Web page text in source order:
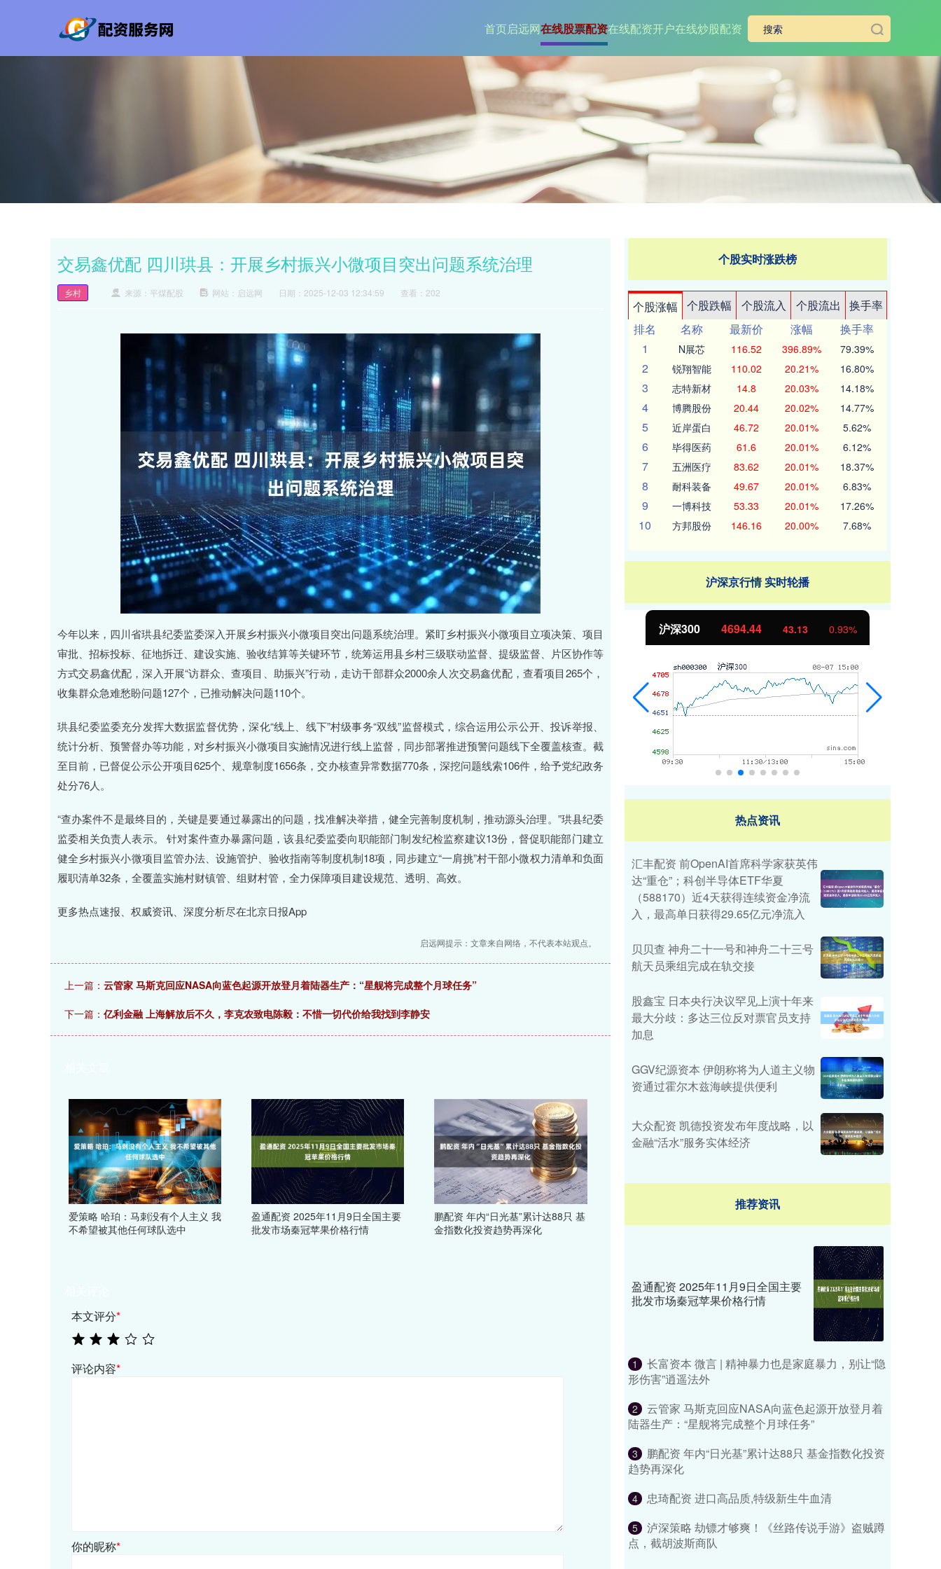
首页启远网在线股票配资在线配资开户在线炒股配资
交易鑫优配 四川珙县：开展乡村振兴小微项目突出问题系统治理
乡村 来源：平煤配股 网站：启远网 日期：2025-12-03 12:34:59 查看：202
今年以来，四川省珙县纪委监委深入开展乡村振兴小微项目突出问题系统治理。紧盯乡村振兴小微项目立项决策、项目
审批、招标投标、征地拆迁、建设实施、验收结算等关键环节，统筹运用县乡村三级联动监督、提级监督、片区协作等
方式交易鑫优配，深入开展“访群众、查项目、助振兴”行动，走访干部群众2000余人次交易鑫优配，查看项目265个，
收集群众急难愁盼问题127个，已推动解决问题110个。
珙县纪委监委充分发挥大数据监督优势，深化“线上、线下”村级事务“双线”监督模式，综合运用公示公开、投诉举报、
统计分析、预警督办等功能，对乡村振兴小微项目实施情况进行线上监督，同步部署推进预警问题线下全覆盖核查。截
至目前，已督促公示公开项目625个、规章制度1656条，交办核查异常数据770条，深挖问题线索106件，给予党纪政务
处分76人。
“查办案件不是最终目的，关键是要通过暴露出的问题，找准解决举措，健全完善制度机制，推动源头治理。”珙县纪委
监委相关负责人表示。 针对案件查办暴露问题，该县纪委监委向职能部门制发纪检监察建议13份，督促职能部门建立
健全乡村振兴小微项目监管办法、设施管护、验收指南等制度机制18项，同步建立“一肩挑”村干部小微权力清单和负面
履职清单32条，全覆盖实施村财镇管、组财村管，全力保障项目建设规范、透明、高效。
更多热点速报、权威资讯、深度分析尽在北京日报App
启远网提示：文章来自网络，不代表本站观点。
上一篇： 云管家 马斯克回应NASA向蓝色起源开放登月着陆器生产：“星舰将完成整个月球任务”
下一篇： 亿利金融 上海解放后不久，李克农致电陈毅：不惜一切代价给我找到李静安
爱策略 哈珀：马刺没有个人主义 我
不希望被其他任何球队选中
盈通配资 2025年11月9日全国主要
批发市场秦冠苹果价格行情
鹏配资 年内“日光基”累计达88只 基
金指数化投资趋势再深化
本文评分*
评论内容*
你的昵称*
个股实时涨跌榜
个股涨幅 个股跌幅 个股流入 个股流出
换手率
排名
名称 最新价 涨幅
换手率
1
N展芯 116.52 396.89% 79.39%
2 锐翔智能 110.02 20.21% 16.80%
3 志特新材 14.8 20.03% 14.18%
4 博腾股份 20.44 20.02% 14.77%
5 近岸蛋白 46.72 20.01% 5.62%
6 毕得医药 61.6 20.01% 6.12%
7 五洲医疗 83.62 20.01% 18.37%
8 耐科装备 49.67 20.01% 6.83%
9 一博科技 53.33 20.01% 17.26%
10 方邦股份 146.16 20.00% 7.68%
沪深京行情 实时轮播
深证成指 14311.01 200.89 1.42% 沪深300 4694.44 43.13 0.93% 北证50 1134.24 11.37 1.01%
热点资讯
汇丰配资 前OpenAI首席科学家获英伟
达“重仓”；科创半导体ETF华夏
（588170）近4天获得连续资金净流
入，最高单日获得29.65亿元净流入
贝贝查 神舟二十一号和神舟二十三号
航天员乘组完成在轨交接
股鑫宝 日本央行决议罕见上演十年来
最大分歧：多达三位反对票官员支持
加息
GGV纪源资本 伊朗称将为人道主义物
资通过霍尔木兹海峡提供便利
大众配资 凯德投资发布年度战略，以
金融“活水”服务实体经济
推荐资讯
盈通配资 2025年11月9日全国主要
批发市场秦冠苹果价格行情
1
长富资本 微言 | 精神暴力也是家庭暴力，别让“隐
形伤害”逍遥法外
2
云管家 马斯克回应NASA向蓝色起源开放登月着
陆器生产：“星舰将完成整个月球任务”
3
鹏配资 年内“日光基”累计达88只 基金指数化投资
趋势再深化
4 忠琦配资 进口高品质,特级新生牛血清
5
泸深策略 劫镖才够爽！《丝路传说手游》盗贼蹲
点，截胡波斯商队